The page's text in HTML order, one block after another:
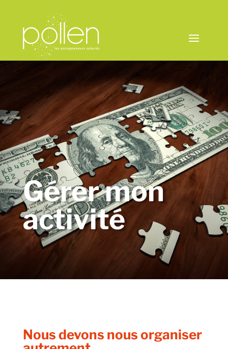
Gérer mon
activité
Nous devons nous organiser